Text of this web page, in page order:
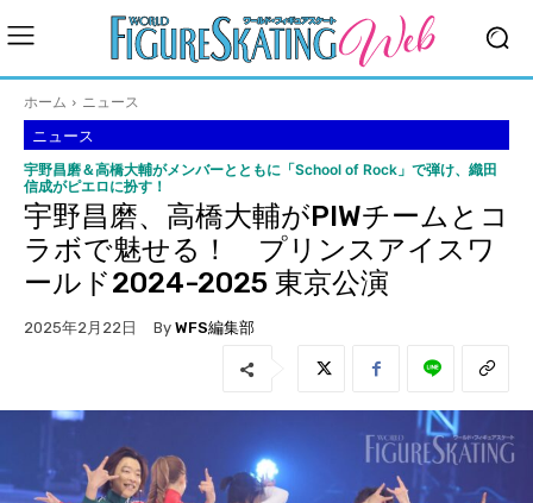
ホーム ニュース
ニュース
宇野昌磨＆高橋大輔がメンバーとともに「School of Rock」で弾け、織田
信成がピエロに扮す！
宇野昌磨、高橋大輔がPIWチームとコ
ラボで魅せる！ プリンスアイスワ
ールド2024-2025 東京公演
2025年2月22日 By WFS編集部